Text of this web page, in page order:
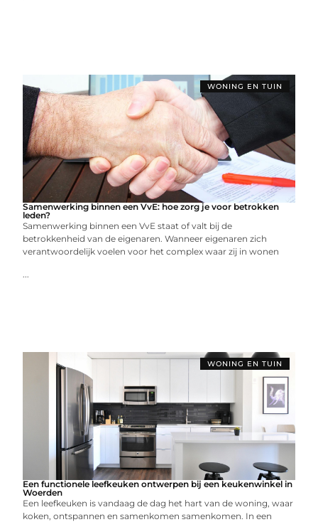
WONING EN TUIN
Samenwerking binnen een VvE: hoe zorg je voor betrokken
leden?
Samenwerking binnen een VvE staat of valt bij de
betrokkenheid van de eigenaren. Wanneer eigenaren zich
verantwoordelijk voelen voor het complex waar zij in wonen
...
WONING EN TUIN
Een functionele leefkeuken ontwerpen bij een keukenwinkel in
Woerden
Een leefkeuken is vandaag de dag het hart van de woning, waar
koken, ontspannen en samenkomen samenkomen. In een